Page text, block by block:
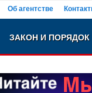
Об агентстве
ЗАКОН И ПОРЯДОК